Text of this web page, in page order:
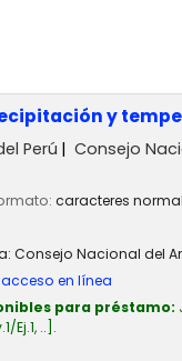
y
Perú Consejo
caracteres
Consejo Nacional del
en línea
para préstamo:
Ej.1, .. .